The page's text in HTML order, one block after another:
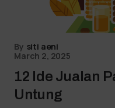
By siti aeni
March 2, 2025
12 Ide Jualan
Untung